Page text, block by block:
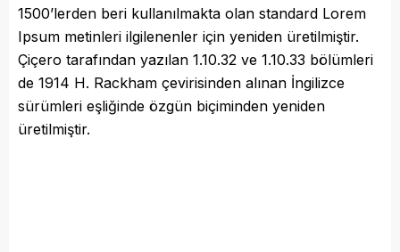
1500’lerden beri kullanılmakta olan standard Lorem
Ipsum metinleri ilgilenenler için yeniden üretilmiştir.
Çiçero tarafından yazılan 1.10.32 ve 1.10.33 bölümleri
de 1914 H. Rackham çevirisinden alınan İngilizce
sürümleri eşliğinde özgün biçiminden yeniden
üretilmiştir.